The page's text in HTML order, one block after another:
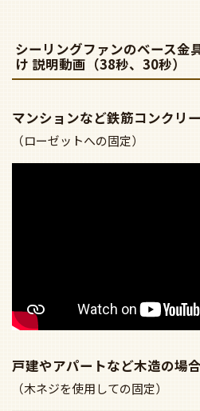
シーリングファンのベース金
け 説明動画（38秒、30秒）
マンションなど鉄筋コンクリ
（ローゼットへの固定）
戸建やアパートなど木造の場合
（木ネジを使用しての固定）